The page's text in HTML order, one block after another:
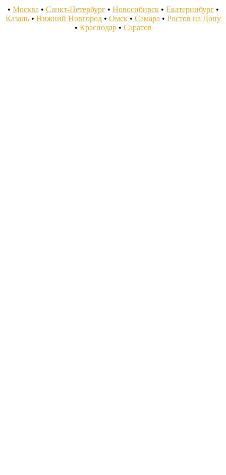
• Москва • Санкт-Петербург• Новосибирск• Екатеринбург•
Казань• Нижний Новгород• Омск• Самара • Ростов на Дону
• Краснодар• Саратов